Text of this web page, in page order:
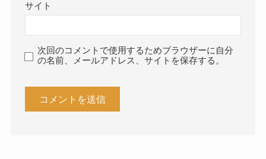
サイト
次回のコメントで使用するためブラウザーに自分
の名前、メールアドレス、サイトを保存する。